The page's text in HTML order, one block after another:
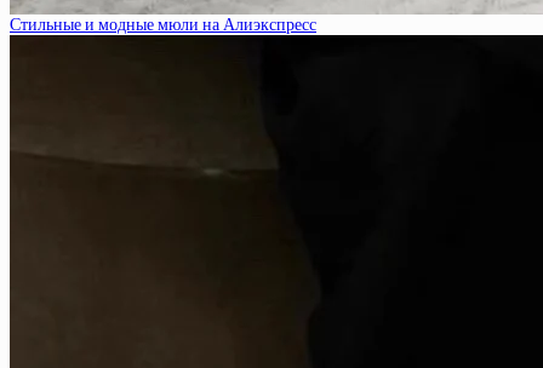
Стильные и модные мюли на Алиэкспресс